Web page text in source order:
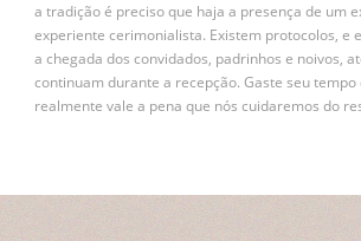
a tradição é preciso que haja a presença de um
experiente cerimonialista. Existem protocolos, e
a chegada dos convidados, padrinhos e noivos,
continuam durante a recepção. Gaste seu tempo
realmente vale a pena que nós cuidaremos do